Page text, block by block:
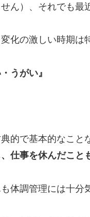
ん）、それでも最
化の激しい時期は
うがい』
的で基本的なこと
仕事を休んだこと
体調管理には十分